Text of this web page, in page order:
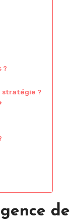
?
stratégie ?
de